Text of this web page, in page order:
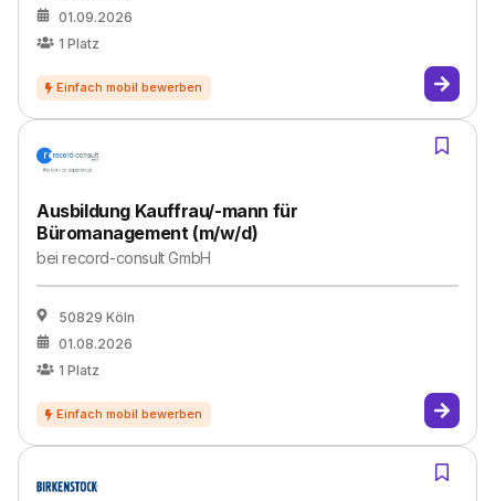
01.09.2026
1 Platz
Ausbildung Kauffrau/-mann für
Büromanagement (m/w/d)
beirecord-consult GmbH
50829 Köln
01.08.2026
1 Platz